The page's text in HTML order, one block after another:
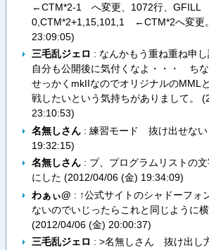
←CTM*2-1 へ変更、1072行、GFILL
0,CTM*2+1,15,101,1 ←CTM*2へ変更
23:09:05)
三毛乱ジェロ : なんかもう重ね重ね申し
自分も公開後に気付くなよ・・・ ちな
せっかくmkIIなのでオリジナルのMML
戦したいという気持ちがありまして。 (
23:10:53)
名無しさん: 練習モード 抜け出せな
19:32:15)
名無しさん: プ、プログラムリストの
にした (2012/04/06 (金) 19:34:09)
わぁぃ@ : ↑公式サイトのシャドーフォ
ないのでいじったらこれと同じように横
(2012/04/06 (金) 20:00:37)
三毛乱ジェロ : >名無しさん 抜け出し